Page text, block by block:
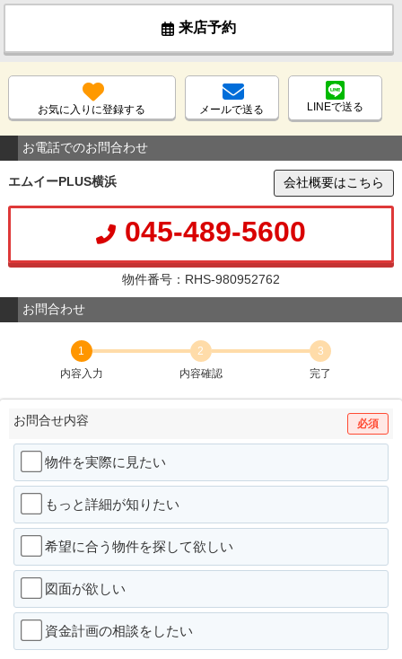
来店予約
お気に入りに登録する メールで送る LINEで送る
お電話でのお問合わせ
エムイーPLUS横浜 会社概要はこちら
045-489-5600
物件番号：RHS-980952762
お問合わせ
1
内容入力
2
内容確認
3
完了
お問合せ内容 必須
物件を実際に見たい
もっと詳細が知りたい
希望に合う物件を探して欲しい
図面が欲しい
資金計画の相談をしたい